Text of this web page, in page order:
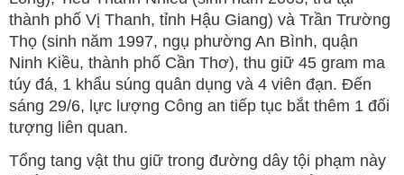
thành phố Vị Thanh, tỉnh Hậu Giang) và Trần Trường
Thọ (sinh năm 1997, ngụ phường An Bình, quận
Ninh Kiều, thành phố Cần Thơ), thu giữ 45 gram ma
túy đá, 1 khẩu súng quân dụng và 4 viên đạn. Đến
sáng 29/6, lực lượng Công an tiếp tục bắt thêm 1 đối
tượng liên quan.
Tổng tang vật thu giữ trong đường dây tội phạm này